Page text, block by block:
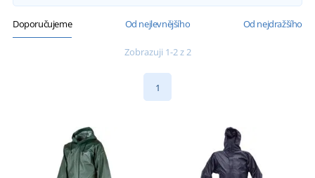
Doporučujeme Od nejlevnějšího Od nejdražšího
Zobrazuji 1-2 z 2
1